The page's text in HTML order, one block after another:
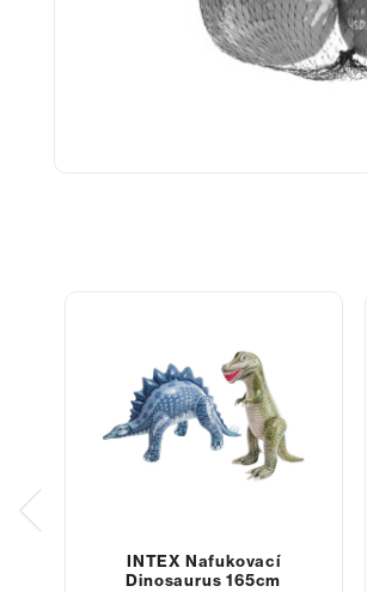
INTEX Nafukovací
Dinosaurus 165cm